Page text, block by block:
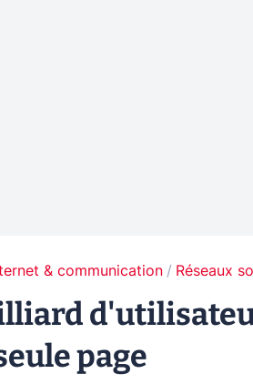
& communication Réseaux
page